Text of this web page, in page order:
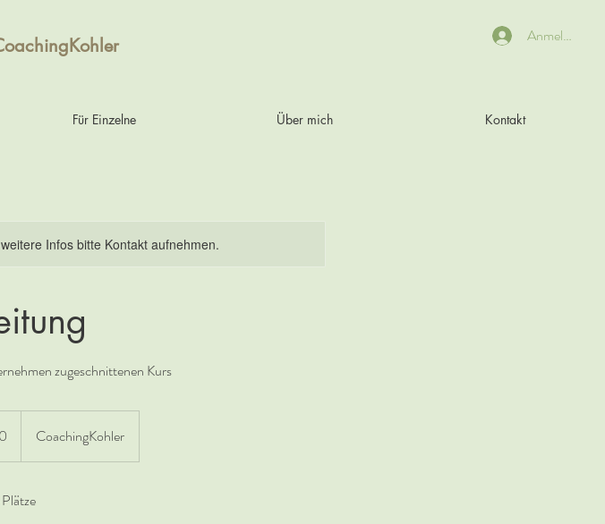
Anmelden
Für Einzelne Über mich Kontakt
Infos bitte Kontakt aufnehmen.
zugeschnittenen Kurs
CoachingKohler